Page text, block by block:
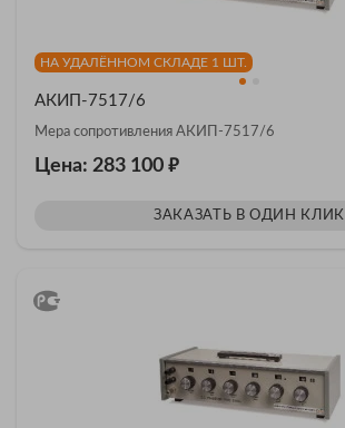
НА УДАЛЁННОМ СКЛАДЕ 1 ШТ.
АКИП-7517/6
Мера сопротивления АКИП-7517/6
Цена: 283 100 ₽
ЗАКАЗАТЬ В ОДИН КЛИК